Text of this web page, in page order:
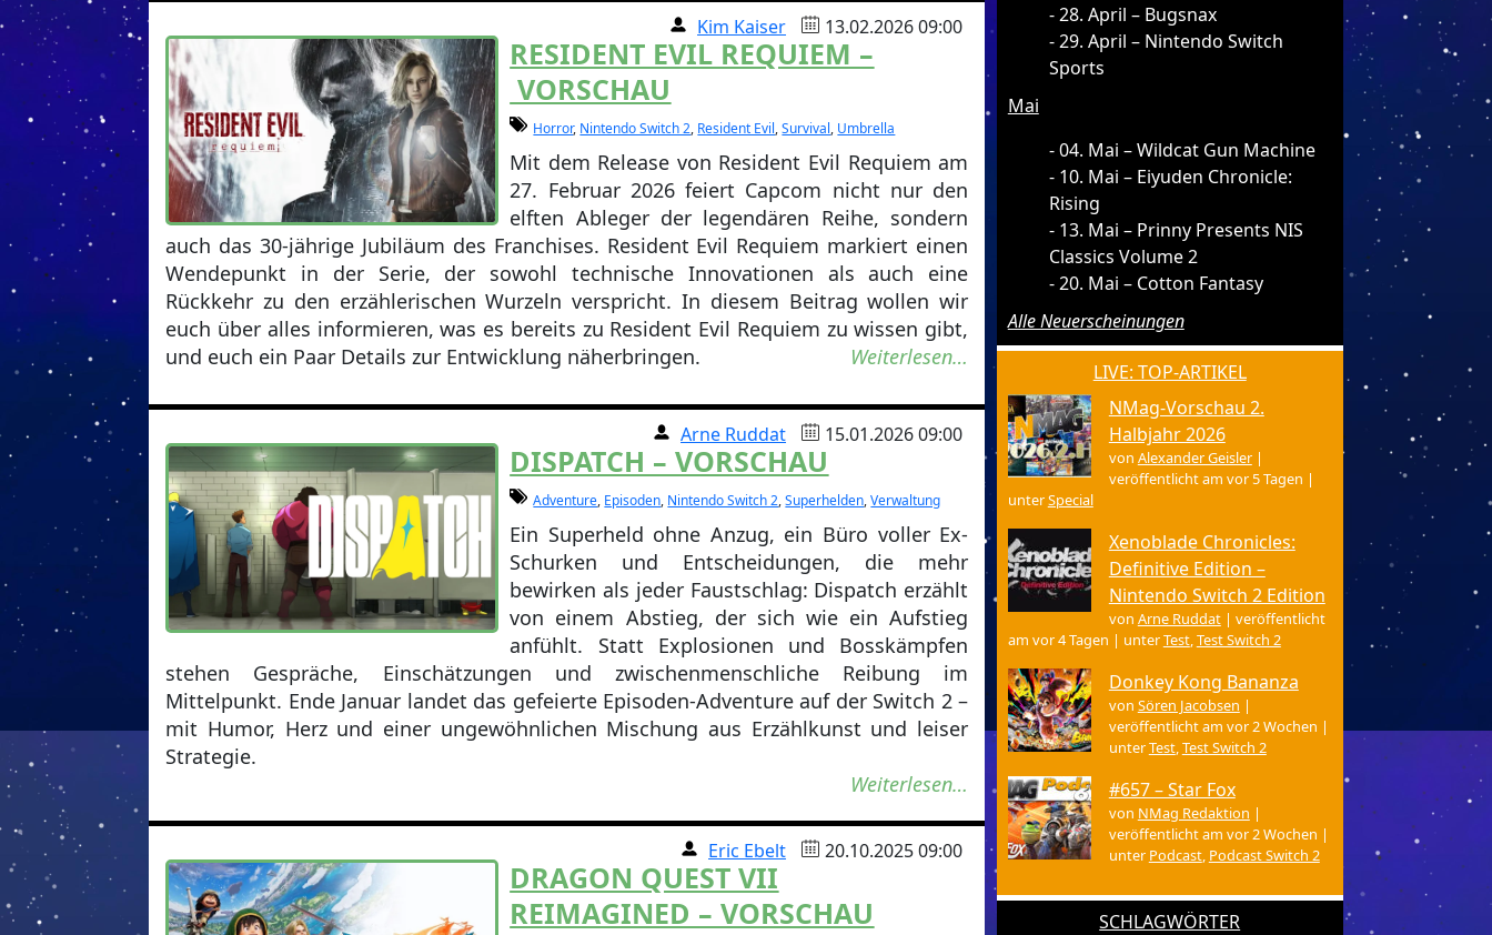
Kim Kaiser 13.02.2026 09:00
RESIDENT EVIL REQUIEM –
VORSCHAU
Horror, Nintendo Switch 2, Resident Evil,Survival, Umbrella
Mit dem Release von Resident Evil Requiem am
27. Februar 2026 feiert Capcom nicht nur den
elften Ableger der legendären Reihe, sondern
auch das 30-jährige Jubiläum des Franchises. Resident Evil Requiem markiert einen
Wendepunkt in der Serie, der sowohl technische Innovationen als auch eine
Rückkehr zu den erzählerischen Wurzeln verspricht. In diesem Beitrag wollen wir
euch über alles informieren, was es bereits zu Resident Evil Requiem zu wissen gibt,
und euch ein Paar Details zur Entwicklung näherbringen.
Weiterlesen…
Arne Ruddat 15.01.2026 09:00
DISPATCH – VORSCHAU
Adventure, Episoden, Nintendo Switch 2,Superhelden,Verwaltung
Ein Superheld ohne Anzug, ein Büro voller Ex-
Schurken und Entscheidungen, die mehr
bewirken als jeder Faustschlag: Dispatch erzählt
von einem Abstieg, der sich wie ein Aufstieg
anfühlt. Statt Explosionen und Bosskämpfen
stehen Gespräche, Einschätzungen und zwischenmenschliche Reibung im
Mittelpunkt. Ende Januar landet das gefeierte Episoden-Adventure auf der Switch 2 –
mit Humor, Herz und einer ungewöhnlichen Mischung aus Erzählkunst und leiser
Strategie.
Weiterlesen…
Eric Ebelt 20.10.2025 09:00
DRAGON QUEST VII
REIMAGINED – VORSCHAU
28. April – Bugsnax
29. April – Nintendo Switch
Sports
Mai
04. Mai – Wildcat Gun Machine
10. Mai – Eiyuden Chronicle:
Rising
13. Mai – Prinny Presents NIS
Classics Volume 2
20. Mai – Cotton Fantasy
Alle Neuerscheinungen
LIVE: TOP-ARTIKEL
NMag-Vorschau 2.
Halbjahr 2026
von Alexander Geisler|
veröffentlicht am vor 5 Tagen |
unterSpecial
Xenoblade Chronicles:
Definitive Edition –
Nintendo Switch 2 Edition
von Arne Ruddat| veröffentlicht
am vor 4 Tagen | unterTest,Test Switch 2
Donkey Kong Bananza
von Sören Jacobsen |
veröffentlicht am vor 2 Wochen |
unterTest,Test Switch 2
#657 – Star Fox
von NMag Redaktion |
veröffentlicht am vor 2 Wochen |
unter Podcast, Podcast Switch 2
SCHLAGWÖRTER